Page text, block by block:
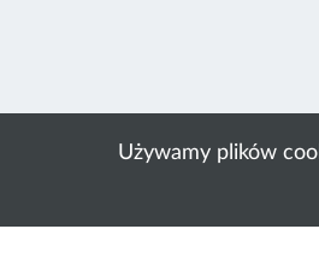
Używamy plików